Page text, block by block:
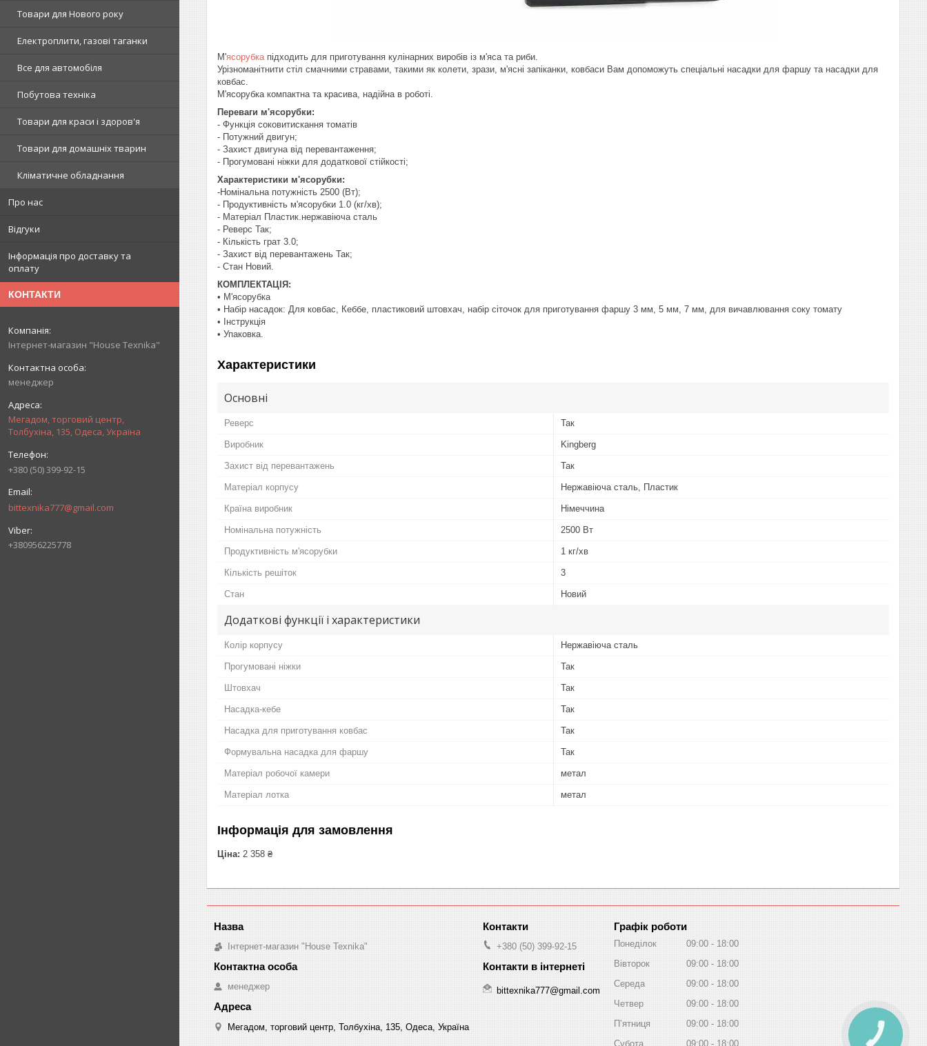
Товари для Нового року
Електроплити, газові таганки
Все для автомобіля
Побутова техніка
Товари для краси і здоров'я
Товари для домашніх тварин
Кліматичне обладнання
Про нас
Відгуки
Інформація про доставку та
оплату
КОНТАКТИ
Інтернет-магазин "House Texnika"
менеджер
Мегадом, торговий центр,
Толбухіна, 135, Одеса, Україна
+380 (50) 399-92-15
bittexnika777@gmail.com
+380956225778
М'ясорубка підходить для приготування кулінарних виробів із м'яса та риби.
Урізноманітнити стіл смачними стравами, такими як колети, зрази, м'ясні запіканки, ковбаси Вам допоможуть спеціальні насадки для фаршу та насадки для
ковбас.
М'ясорубка компактна та красива, надійна в роботі.
Переваги м'ясорубки:
- Функція соковитискання томатів
- Потужний двигун;
- Захист двигуна від перевантаження;
- Прогумовані ніжки для додаткової стійкості;
Характеристики м'ясорубки:
-Номінальна потужність 2500 (Вт);
- Продуктивність м'ясорубки 1.0 (кг/хв);
- Матеріал Пластик.нержавіюча сталь
- Реверс Так;
- Кількість грат 3.0;
- Захист від перевантажень Так;
- Стан Новий.
КОМПЛЕКТАЦІЯ:
• М'ясорубка
• Набір насадок: Для ковбас, Кеббе, пластиковий штовхач, набір сіточок для приготування фаршу 3 мм, 5 мм, 7 мм, для вичавлювання соку томату
• Інструкція
• Упаковка.
Характеристики
Основні
Реверс Так
Виробник Kingberg
Захист від перевантажень Так
Матеріал корпусу Нержавіюча сталь, Пластик
Країна виробник Німеччина
Номінальна потужність 2500 Вт
Продуктивність м'ясорубки 1 кг/хв
Кількість решіток 3
Стан Новий
Додаткові функції і характеристики
Колір корпусу Нержавіюча сталь
Прогумовані ніжки Так
Штовхач Так
Насадка-кебе Так
Насадка для приготування ковбас Так
Формувальна насадка для фаршу Так
Матеріал робочої камери метал
Матеріал лотка метал
Інформація для замовлення
Ціна: 2 358 ₴
Інтернет-магазин "House Texnika"
менеджер
Мегадом, торговий центр, Толбухіна, 135, Одеса, Україна
+380 (50) 399-92-15
bittexnika777@gmail.com
Графік роботи
Понеділок 09:00
18:00
Вівторок
09:00
18:00
Середа
09:00
18:00
Четвер
09:00
18:00
Пʼятниця
09:00
18:00
Субота
09:00 18:00